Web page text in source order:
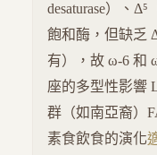
desaturase）、
飽和酶，但缺乏
有），故 ω-6 和
座的多型性影響
群（如南亞裔）
素食飲食的演化